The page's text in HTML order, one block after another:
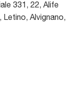
331, 22, Alife
Alvignano,